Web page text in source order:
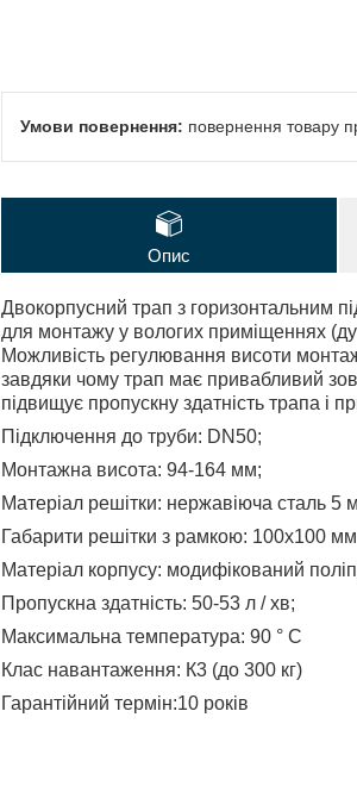
повернення товару
Опис
Двокорпусний трап з горизонтальним
для монтажу у вологих приміщеннях
Можливість регулювання висоти
завдяки чому трап має привабливий
підвищує пропускну здатність трапа і
Підключення до труби: DN50;
Монтажна висота: 94-164 мм;
Матеріал решітки: нержавіюча сталь 5
Габарити решітки з рамкою: 100х100
Матеріал корпусу: модифікований
Пропускна здатність: 50-53 л / хв;
Максимальна температура: 90 ° С
Клас навантаження: К3 (до 300 кг)
Гарантійний термін:10 років